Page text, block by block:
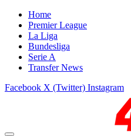
Home
Premier League
La Liga
Bundesliga
Serie A
Transfer News
Facebook X (Twitter) Instagram